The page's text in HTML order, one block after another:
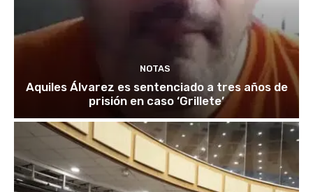
NOTAS
Aquiles Álvarez es sentenciado a tres años de
prisión en caso ‘Grillete’